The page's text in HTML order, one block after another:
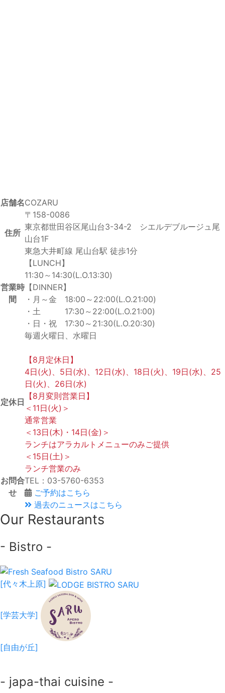
店舗名COZARU
住所
〒158-0086
東京都世田谷区尾山台3-34-2 シエルデブルージュ尾
山台1F
東急大井町線 尾山台駅 徒歩1分
営業時
間
【LUNCH】
11:30～14:30(L.O.13:30)
【DINNER】
・月～金 18:00～22:00(L.O.21:00)
・土 17:30～22:00(L.O.21:00)
・日・祝 17:30～21:30(L.O.20:30)
定休日
毎週火曜日、水曜日
【8月定休日】
4日(火)、5日(水)、12日(水)、18日(火)、19日(水)、25
日(火)、26日(水)
【8月変則営業日】
＜11日(火)＞
通常営業
＜13日(木)・14日(金)＞
ランチはアラカルトメニューのみご提供
＜15日(土)＞
ランチ営業のみ
お問合
せ
TEL：03-5760-6353
ご予約はこちら
過去のニュースはこちら
Our Restaurants
- Bistro -
[代々木上原]
[学芸大学]
[自由が丘]
- japa-thai cuisine -